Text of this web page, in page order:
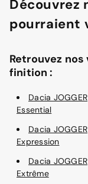
Découvrez
pourraient
Retrouvez nos
finition :
Dacia JOGGER
Essential
Dacia JOGGER
Expression
Dacia JOGGER
Extrême